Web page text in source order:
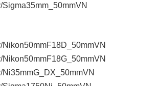
Sigma35mm_50mmVN
Nikon50mmF18D_50mmVN
Nikon50mmF18G_50mmVN
Ni35mmG_DX_50mmVN